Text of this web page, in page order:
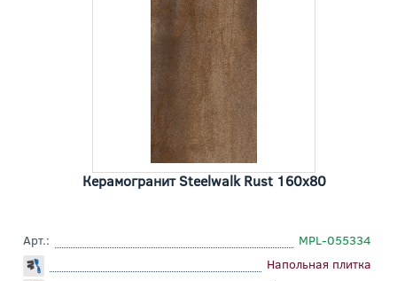
Керамогранит Steelwalk Rust 160x80
Арт.:
MPL-055334
Напольная плитка